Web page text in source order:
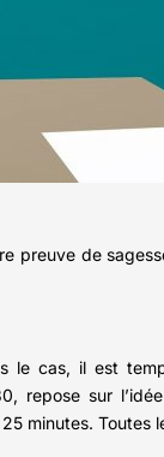
preuve de
le cas, il est
repose sur
minutes. Toutes